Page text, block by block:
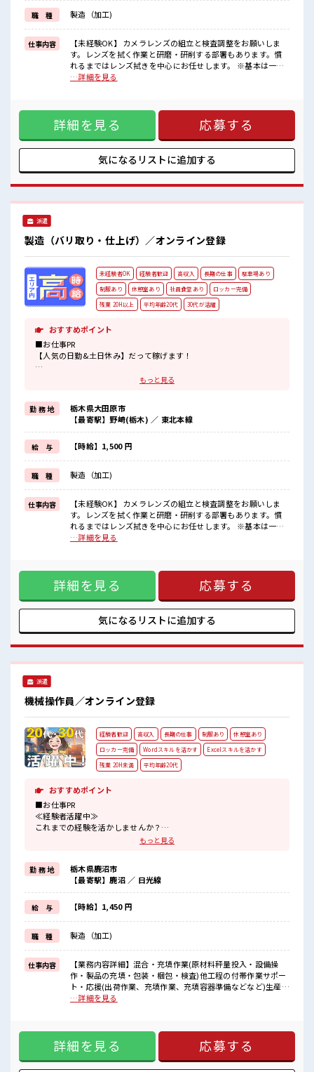
就業先には無料駐車場完備のためマイカーやバイク通勤OK♪
社員食堂は300円～400円台で利用OK！
■職場の雰囲気
《20代～40代の方がカツヤク中》
チョコっと有機溶剤のにおいがありますが空調完備でカイテキ♪
現金払い可能な売店あり！
#ryo
職 種 製造（加工)
仕事内容
【未経験OK】 カメラレンズの組立と検査調整をお願いしま
す。レンズを拭く作業と研磨・研削する部署もあります。慣
れるまではレンズ拭きを中心にお任せします。 ※基本は一人
作業 ※寮アリのお仕事！一人暮らしスタートにもピッタリ♪
(*≧∀≦)ゞ (1)寮費は「0円」 (2)TV/冷蔵庫/洗濯機/エアコン
は備え付け (3)駐車場完備なのでマイカー持ち込みOK などな
ど... 赴任時は現地までの移動交通費も規定支給！ 就業先には
無料駐車場完備のためマイカーやバイク通勤OK♪ 社員食堂は
300円～400円台で利用OK！ ■職場の雰囲気 《20代～40代の
方がカツヤク中》 チョコっと有機溶剤のにおいがありますが
休憩室完備！ 有給の休憩10分×2回あるのもウレシイPoint☆
#ryo
…詳細を見る
詳細を見る 応募する
気になるリストに追加する
派遣
製造（バリ取り・仕上げ）／オンライン登録
未経験者OK 経験者歓迎 高収入 長期の仕事
駐車場あり
制服あり
休憩室あり 社員食堂あり
ロッカー完備
残業 20H以上
平均年齢20代 30代が活躍
おすすめポイント
■お仕事PR
【人気の日勤&土日休み】だって稼げます！
担当がしっかりバックアップします。
≪こんな方にオススメ≫
・製造業の工場勤務に興味がある方。
・高収入で働きたい方。
・担当者のサポートが必要な方。
≪稼ぎたい人向け≫
高収入を希望される方にオススメ。
残業は月20時間以上あります♪
≪動きやすい制服アリ≫
制服があるので、
毎日の服装の悩み解消♪
■職場の雰囲気
ロッカー付き職場♪
残業がしっかりあるお仕事！
もっと見る
勤 務 地
栃木県大田原市
【最寄駅】野崎(栃木) ／ 東北本線
給 与 【時給】1,500 円
職 種 製造（加工)
仕事内容
【未経験OK】 カメラレンズの組立と検査調整をお願いしま
す。レンズを拭く作業と研磨・研削する部署もあります。慣
れるまではレンズ拭きを中心にお任せします。 ※基本は一人
作業 ■お仕事PR 【人気の日勤&土日休み】だって稼げます！
工場勤務に興味がある方。 ・高収入で働きたい方。 ・担当者
のサポートが必要な方。 ≪稼ぎたい人向け≫ 高収入を希望さ
れる方にオススメ。 残業は月20時間以上あります♪ ≪動きや
すい制服アリ≫ 制服があるので、 毎日の服装の悩み解消♪ ■
職場の雰囲気 一息つける休憩スペースもあります！ 持ち物が
多いあなたにもぴったり☆ ロッカー付き職場♪ 残業がしっか
…詳細を見る
詳細を見る 応募する
気になるリストに追加する
派遣
機械操作員／オンライン登録
経験者歓迎 高収入 長期の仕事 制服あり
休憩室あり
ロッカー完備
Wordスキルを活かす
Excelスキルを活かす
残業 20H未満
平均年齢20代
おすすめポイント
■お仕事PR
≪経験者活躍中≫
これまでの経験を活かしませんか？
≪適度な残業でお給料UP≫
残業は月20時間未満で、
ほどよく稼げます♪
≪機能的な制服アリ≫
制服があるので、
毎日の服装の悩み解消♪
≪自分に向いている仕事が探せる≫
困った事などがあれば、
担当がしっかりサポートします！
■職場の雰囲気
≪20代の方が多数活躍中の職場≫
休憩室完備でランチや休憩も充実しそう♪
高収入もバッチリ目指せますよ！
もっと見る
勤 務 地
栃木県鹿沼市
【最寄駅】鹿沼 ／ 日光線
給 与 【時給】1,450 円
職 種 製造（加工)
仕事内容
【業務内容詳細】混合・充填作業(原材料秤量投入・設備操
作・製品の充填・包装・梱包・検査)他工程の付帯作業サポー
ト・応援(出荷作業、充填作業、充填容器準備などなど)生産で
使用する設備・治工具類の洗浄作業【取扱製品詳細】電子部
ょっとだけ…という方もOK！ ≪適度な残業でお給料UP≫ 残
業は月20時間未満で、 ほどよく稼げます♪ ≪機能的な制服ア
リ≫ 制服があるので、 毎日の服装の悩み解消♪ ≪自分に向い
ている仕事が探せる≫ 困った事などがあれば、 担当がしっか
…詳細を見る
詳細を見る 応募する